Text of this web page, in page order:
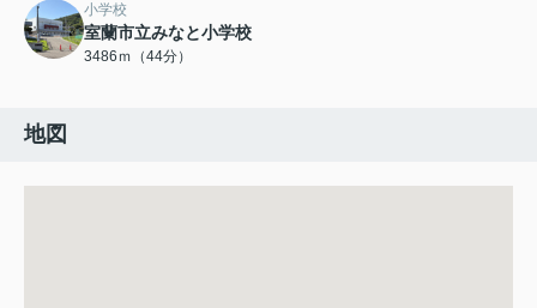
小学校
室蘭市立みなと小学校
3486ｍ（44分）
地図